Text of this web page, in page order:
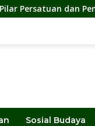
Sosial Budaya